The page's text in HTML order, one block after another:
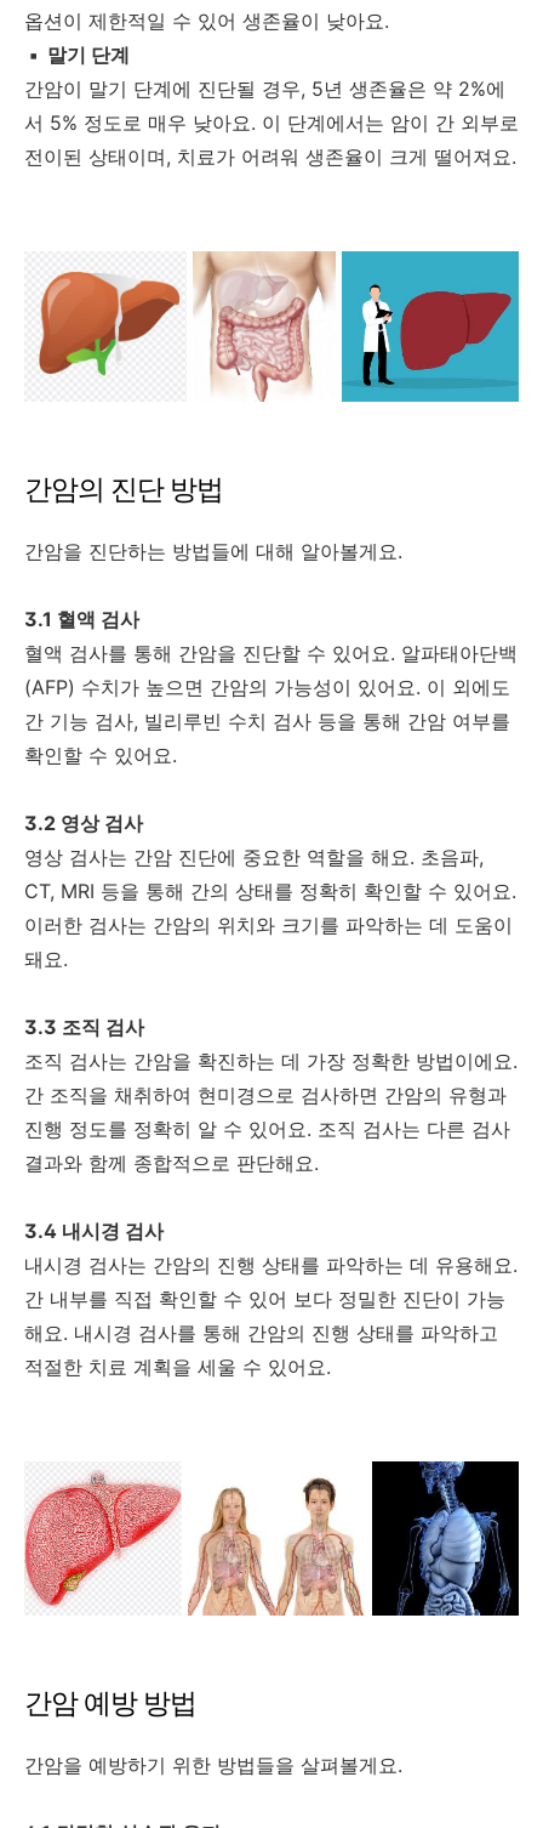
옵션이 제한적일 수 있어 생존율이 낮아요.
▪ 말기 단계
간암이 말기 단계에 진단될 경우, 5년 생존율은 약 2%에
서 5% 정도로 매우 낮아요. 이 단계에서는 암이 간 외부로
전이된 상태이며, 치료가 어려워 생존율이 크게 떨어져요.
간암의 진단 방법
간암을 진단하는 방법들에 대해 알아볼게요.
3.1 혈액 검사
혈액 검사를 통해 간암을 진단할 수 있어요. 알파태아단백
(AFP) 수치가 높으면 간암의 가능성이 있어요. 이 외에도
간 기능 검사, 빌리루빈 수치 검사 등을 통해 간암 여부를
확인할 수 있어요.
3.2 영상 검사
영상 검사는 간암 진단에 중요한 역할을 해요. 초음파,
CT, MRI 등을 통해 간의 상태를 정확히 확인할 수 있어요.
이러한 검사는 간암의 위치와 크기를 파악하는 데 도움이
돼요.
3.3 조직 검사
조직 검사는 간암을 확진하는 데 가장 정확한 방법이에요.
간 조직을 채취하여 현미경으로 검사하면 간암의 유형과
진행 정도를 정확히 알 수 있어요. 조직 검사는 다른 검사
결과와 함께 종합적으로 판단해요.
3.4 내시경 검사
내시경 검사는 간암의 진행 상태를 파악하는 데 유용해요.
간 내부를 직접 확인할 수 있어 보다 정밀한 진단이 가능
해요. 내시경 검사를 통해 간암의 진행 상태를 파악하고
적절한 치료 계획을 세울 수 있어요.
간암 예방 방법
간암을 예방하기 위한 방법들을 살펴볼게요.